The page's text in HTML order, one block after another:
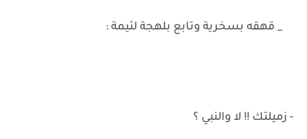
_ قهقه بسخرية وتابع بلهجة لئيمة :
- زميلتك !! لا والنبي ؟